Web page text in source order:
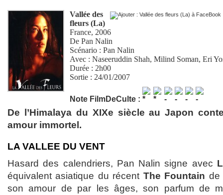
Vallée des
fleurs (La)
France, 2006
DePan Nalin
Scénario :Pan Nalin
Avec :Naseeruddin Shah,Milind Soman,Eri
Durée : 2h00
Sortie : 24/01/2007
Note FilmDeCulte :
De l’Himalaya du XIXe siècle au Japon
amour immortel.
LA VALLEE DU VENT
Hasard des calendriers, Pan Nalin signe avec
équivalent asiatique du récent The Fountain de
son amour de par les âges, son parfum de